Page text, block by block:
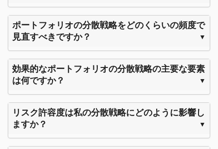
ポートフォリオの分散戦略をどのくらいの頻度で
見直すべきですか？
効果的なポートフォリオの分散戦略の主要な要素
は何ですか？
リスク許容度は私の分散戦略にどのように影響し
ますか？